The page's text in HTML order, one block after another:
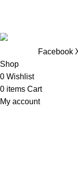
Facebook
Shop
0 Wishlist
0 items Cart
My account